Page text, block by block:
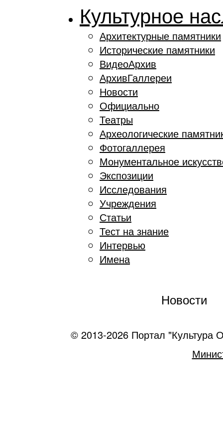
Культурное
Архитектурные памятники
Исторические памятники
ВидеоАрхив
АрхивГаллереи
Новости
Официально
Театры
Археологические
Фотогаллерея
Монументальное
Экспозиции
Исследования
Учреждения
Статьи
Тест на знание
Интервью
Имена
Новости
© 2013-2026 Портал "Культура